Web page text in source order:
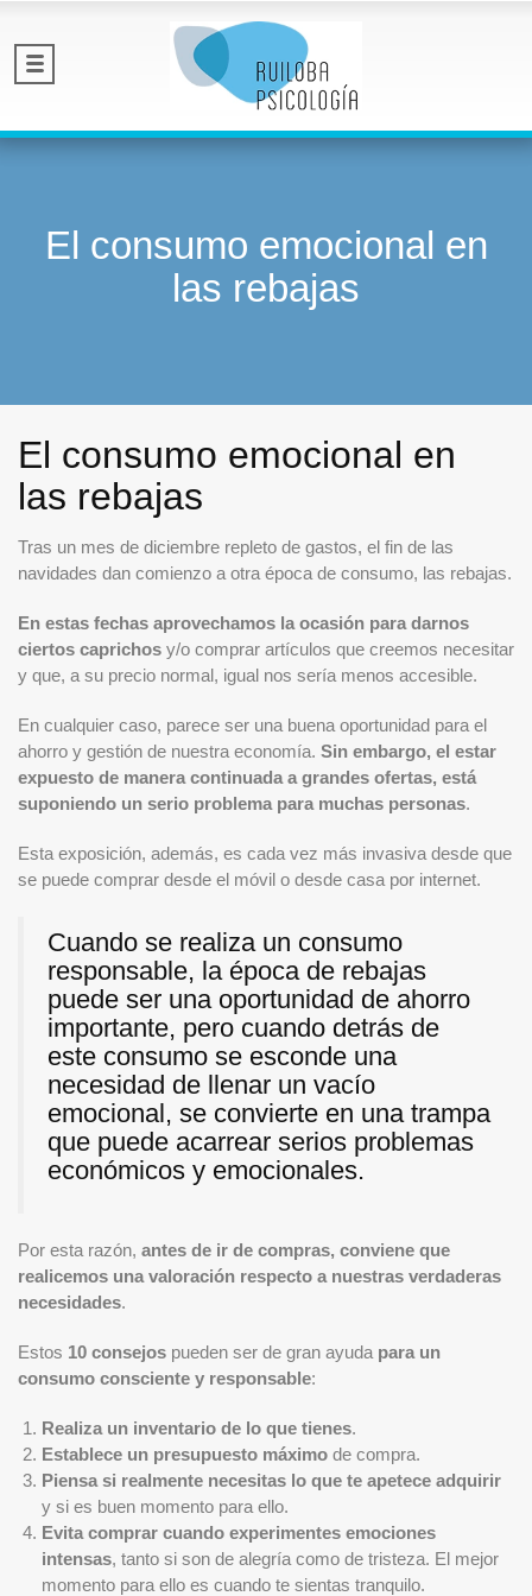
El consumo emocional en
las rebajas
El consumo emocional en
las rebajas
Tras un mes de diciembre repleto de gastos, el fin de las
navidades dan comienzo a otra época de consumo, las rebajas.
En estas fechas aprovechamos la ocasión para darnos
ciertos caprichos y/o comprar artículos que creemos necesitar
y que, a su precio normal, igual nos sería menos accesible.
En cualquier caso, parece ser una buena oportunidad para el
ahorro y gestión de nuestra economía. Sin embargo, el estar
expuesto de manera continuada a grandes ofertas, está
suponiendo un serio problema para muchas personas.
Esta exposición, además, es cada vez más invasiva desde que
se puede comprar desde el móvil o desde casa por internet.
Cuando se realiza un consumo
responsable, la época de rebajas
puede ser una oportunidad de ahorro
importante, pero cuando detrás de
este consumo se esconde una
necesidad de llenar un vacío
emocional, se convierte en una trampa
que puede acarrear serios problemas
económicos y emocionales.
Por esta razón, antes de ir de compras, conviene que
realicemos una valoración respecto a nuestras verdaderas
necesidades.
Estos 10 consejos pueden ser de gran ayuda para un
consumo consciente y responsable:
Realiza un inventario de lo que tienes.
Establece un presupuesto máximo de compra.
Piensa si realmente necesitas lo que te apetece adquirir
y si es buen momento para ello.
Evita comprar cuando experimentes emociones
intensas, tanto si son de alegría como de tristeza. El mejor
momento para ello es cuando te sientas tranquilo.